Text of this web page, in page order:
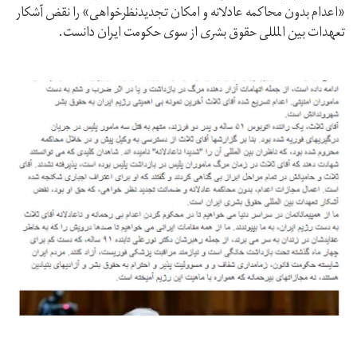
«اعدام بدون محاکمه عادلانه و امکان تجدیدنظرخواهی» را نقض آشکار
تعهدات بین المللی حقوق بشری از سوی حکومت ایران دانست.